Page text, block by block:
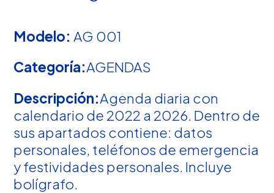
Modelo: AG 001
Categoría:AGENDAS
Descripción:Agenda diaria con
calendario de 2022 a 2026. Dentro de
sus apartados contiene: datos
personales, teléfonos de emergencia
y festividades personales. Incluye
bolígrafo.